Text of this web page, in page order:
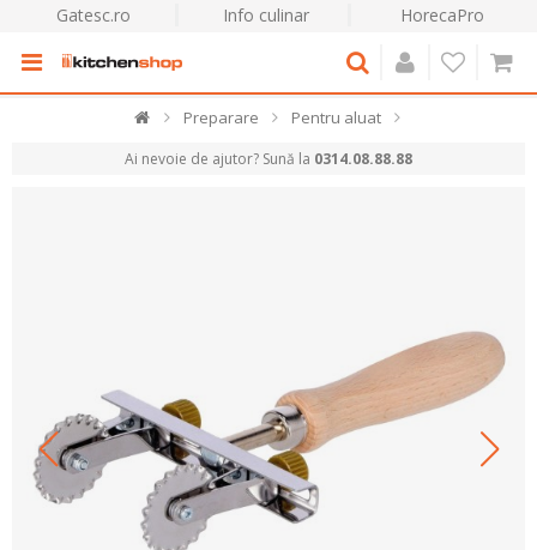
Gatesc.ro Info culinar HorecaPro
Preparare Pentru aluat
Ai nevoie de ajutor? Sună la 0314.08.88.88